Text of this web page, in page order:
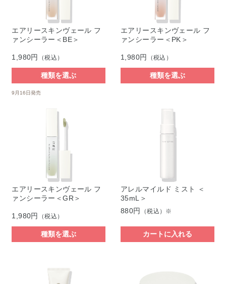
エアリースキンヴェール フ
ァンシーラー＜BE＞
1,980円 （税込）
種類を選ぶ
エアリースキンヴェール フ
ァンシーラー＜PK＞
1,980円 （税込）
種類を選ぶ
9月16日発売
エアリースキンヴェール フ
ァンシーラー＜GR＞
1,980円 （税込）
種類を選ぶ
アレルマイルド ミスト ＜
35mL＞
880円
（税込）※
カートに入れる